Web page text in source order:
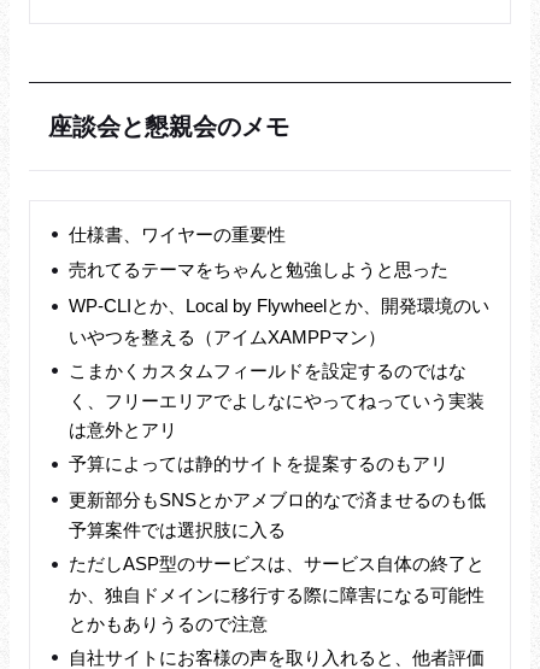
座談会と懇親会のメモ
仕様書、ワイヤーの重要性
売れてるテーマをちゃんと勉強しようと思った
WP-CLIとか、Local by Flywheelとか、開発環境のい
いやつを整える（アイムXAMPPマン）
こまかくカスタムフィールドを設定するのではな
く、フリーエリアでよしなにやってねっていう実装
は意外とアリ
予算によっては静的サイトを提案するのもアリ
更新部分もSNSとかアメブロ的なで済ませるのも低
予算案件では選択肢に入る
ただしASP型のサービスは、サービス自体の終了と
か、独自ドメインに移行する際に障害になる可能性
とかもありうるので注意
自社サイトにお客様の声を取り入れると、他者評価